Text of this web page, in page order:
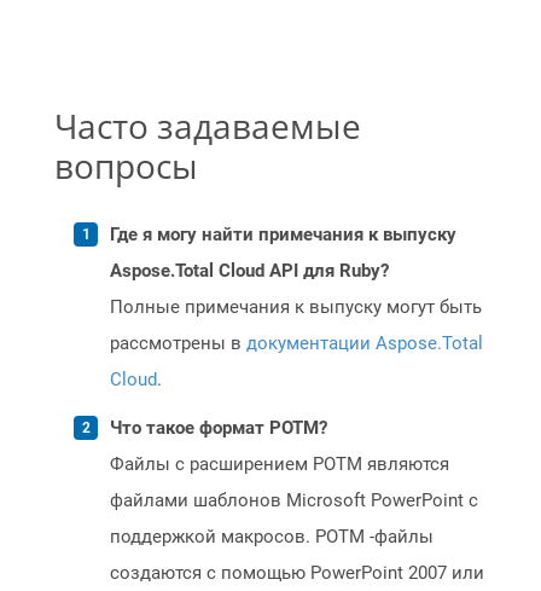
Часто задаваемые
вопросы
Где я могу найти примечания к выпуску
Aspose.Total Cloud API для Ruby?
Полные примечания к выпуску могут быть
рассмотрены в документации Aspose.Total
Cloud.
Что такое формат POTM?
Файлы с расширением POTM являются
файлами шаблонов Microsoft PowerPoint с
поддержкой макросов. POTM -файлы
создаются с помощью PowerPoint 2007 или